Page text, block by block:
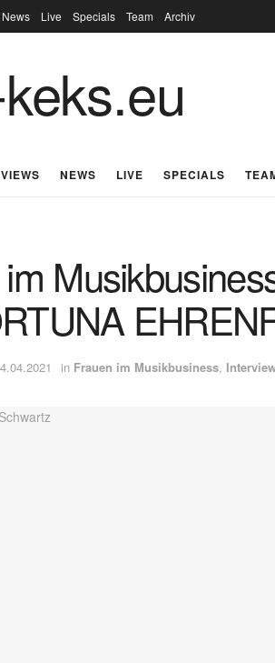
News Live Specials Team Archiv
NEWS LIVE SPECIALS
in Frauen im Musikbusiness,